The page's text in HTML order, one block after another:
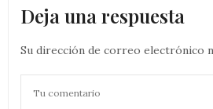
Deja una respuesta
Su dirección de correo electrónico